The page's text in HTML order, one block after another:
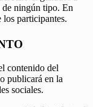
ningún tipo. En
los participantes.
contenido del
publicará en la
sociales.